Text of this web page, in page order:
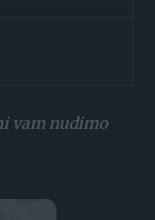
vam nudimo